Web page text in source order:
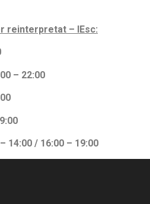
reinterpretat – IEsc:
– 22:00
14:00 / 16:00 – 19:00